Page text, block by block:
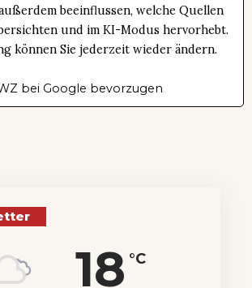
beeinflussen, welche Quellen
und im KI-Modus hervorhebt.
können Sie jederzeit wieder ändern.
bei Google bevorzugen
18 °C